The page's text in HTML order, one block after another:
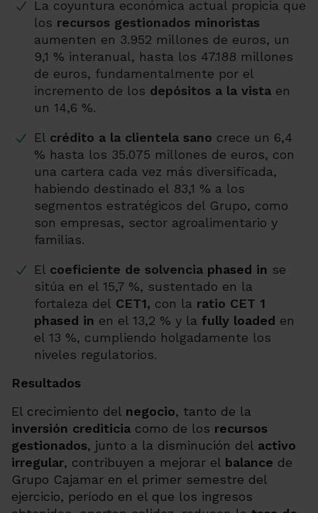
La coyuntura económica actual propicia que
los recursos gestionados minoristas
aumenten en 3.952 millones de euros, un
9,1 % interanual, hasta los 47.188 millones
de euros, fundamentalmente por el
incremento de los depósitos a la vista en
un 14,6 %.
El crédito a la clientela sano crece un 6,4
% hasta los 35.075 millones de euros, con
una cartera cada vez más diversificada,
habiendo destinado el 83,1 % a los
segmentos estratégicos del Grupo, como
son empresas, sector agroalimentario y
familias.
El coeficiente de solvencia phased in se
sitúa en el 15,7 %, sustentado en la
fortaleza del CET1, con la ratio CET 1
phased in en el 13,2 % y la fully loaded en
el 13 %, cumpliendo holgadamente los
niveles regulatorios.
Resultados
El crecimiento del negocio, tanto de la
inversión crediticia como de los recursos
gestionados, junto a la disminución del activo
irregular, contribuyen a mejorar el balance de
Grupo Cajamar en el primer semestre del
ejercicio, período en el que los ingresos